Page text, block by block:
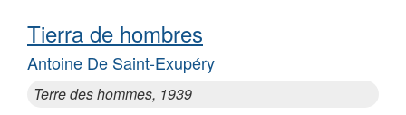
Tierra de hombres
Antoine De Saint-Exupéry
Terre des hommes, 1939